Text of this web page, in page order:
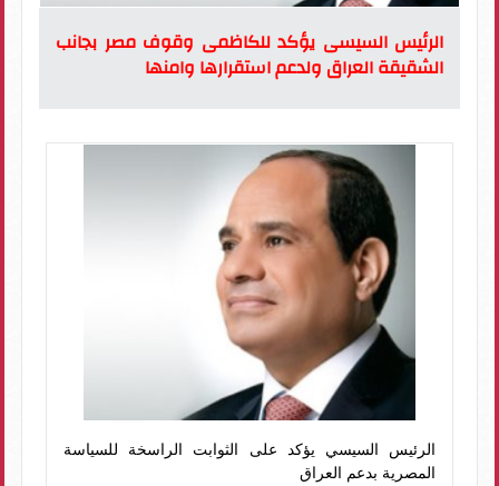
الرئيس السيسى يؤكد للكاظمى وقوف مصر بجانب
الشقيقة العراق ولدعم استقرارها وامنها
الرئيس السيسي يؤكد على الثوابت الراسخة للسياسة
المصرية بدعم العراق